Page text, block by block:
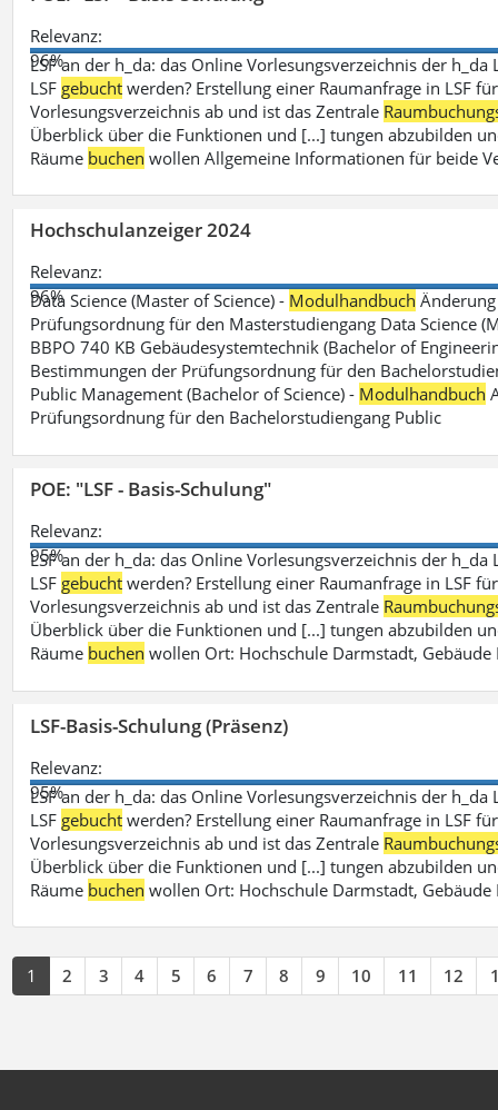
Relevanz:
96%
LSF an der h_da: das Online Vorlesungsverzeichnis der h_da
LSF gebucht werden? Erstellung einer Raumanfrage in LSF
Vorlesungsverzeichnis ab und ist das Zentrale
Überblick über die Funktionen und [...] tungen abzubilden
Räume buchen wollen Allgemeine Informationen für beide
Hochschulanzeiger 2024
Relevanz:
96%
Data Science (Master of Science) - Modulhandbuch
Prüfungsordnung für den Masterstudiengang Data Science
BBPO 740 KB Gebäudesystemtechnik (Bachelor of
Bestimmungen der Prüfungsordnung für den
Public Management (Bachelor of Science) - Modulhandbuch
Prüfungsordnung für den Bachelorstudiengang Public
POE: "LSF - Basis-Schulung"
Relevanz:
95%
LSF an der h_da: das Online Vorlesungsverzeichnis der h_da
LSF gebucht werden? Erstellung einer Raumanfrage in LSF
Vorlesungsverzeichnis ab und ist das Zentrale
Überblick über die Funktionen und [...] tungen abzubilden
Räume buchen wollen Ort: Hochschule Darmstadt,
LSF-Basis-Schulung (Präsenz)
Relevanz:
95%
LSF an der h_da: das Online Vorlesungsverzeichnis der h_da
LSF gebucht werden? Erstellung einer Raumanfrage in LSF
Vorlesungsverzeichnis ab und ist das Zentrale
Überblick über die Funktionen und [...] tungen abzubilden
Räume buchen wollen Ort: Hochschule Darmstadt,
1 2 3 4 5 6 7 8 9 10 11 12